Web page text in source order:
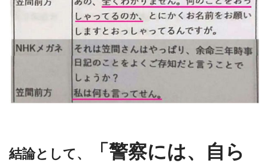
結論として、
「警察には、自ら